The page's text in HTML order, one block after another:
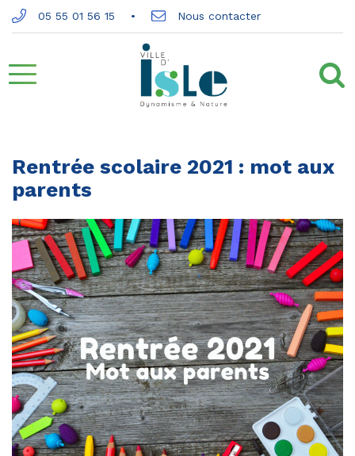
Gestion des traceurs
05 55 01 56 15 Nous contacter
Aller
la
navigation
Rentrée scolaire 2021 : mot aux
parents